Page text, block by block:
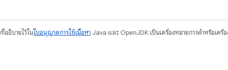
อธิบายไว้ในใบอนุญาตการใช้เนื้อหา Java และ OpenJDK เป็นเครื่องหมายการค้าหรือเครื่